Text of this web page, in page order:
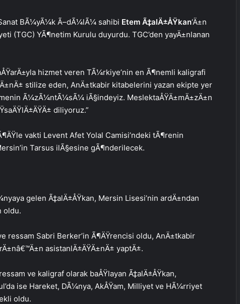
BÃ¼yÃ¼k Ã–dÃ¼lÃ¼ sahibi Etem Ã‡alÄ±ÅŸkan‘Ä±n
(TGC) YÃ¶netim Kurulu duyurdu. TGC’den yayÄ±nlanan
hizmet veren TÃ¼rkiye’nin en Ã¶nemli kaligrafi
stilize eden, AnÄ±tkabir kitabelerini yazan ekipte yer
Ã¼zÃ¼ntÃ¼sÃ¼ iÃ§indeyiz. MeslektaÅŸÄ±mÄ±zÄ±n
diliyoruz.”
vakti Levent Afet Yolal Camisi’ndeki tÃ¶renin
Tarsus ilÃ§esine gÃ¶nderilecek.
gelen Ã‡alÄ±ÅŸkan, Mersin Lisesi’nin ardÄ±ndan
oldu.
ressam Sabri Berker’in Ã¶ÄŸrencisi oldu, AnÄ±tkabir
asistanlÄ±ÄŸÄ±nÄ± yaptÄ±.
ve kaligraf olarak baÅŸlayan Ã‡alÄ±ÅŸkan,
ise Hareket, DÃ¼nya, AkÅŸam, Milliyet ve HÃ¼rriyet
oldu.